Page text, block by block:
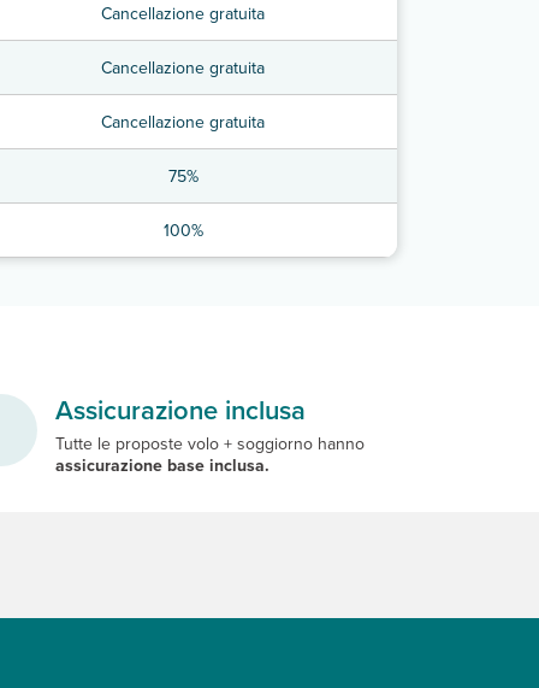
Cancellazione gratuita
Cancellazione gratuita
Cancellazione gratuita
75%
100%
Assicurazione inclusa
Tutte le proposte volo + soggiorno hanno
assicurazione base inclusa.